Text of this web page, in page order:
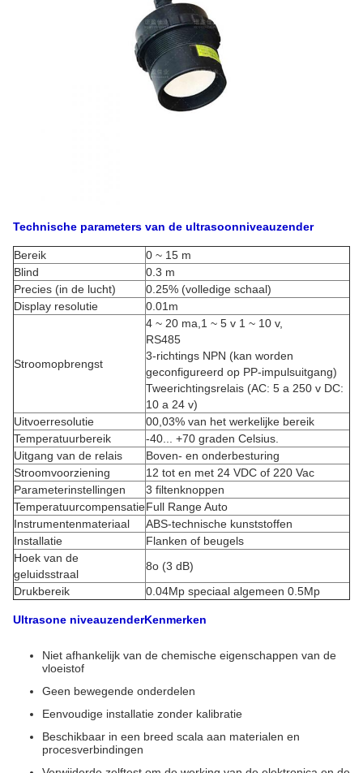
Technische parameters van de ultrasoonniveauzender
Bereik
0 ~ 15 m
Blind
0.3 m
Precies (in de lucht)
0.25% (volledige schaal)
Display resolutie
0.01m
Stroomopbrengst
4 ~ 20 ma,1 ~ 5 v 1 ~ 10 v,
RS485
3-richtings NPN (kan worden
geconfigureerd op PP-impulsuitgang)
Tweerichtingsrelais (AC: 5 a 250 v DC:
10 a 24 v)
Uitvoerresolutie
00,03% van het werkelijke bereik
Temperatuurbereik
-40... +70 graden Celsius.
Uitgang van de relais
Boven- en onderbesturing
Stroomvoorziening
12 tot en met 24 VDC of 220 Vac
Parameterinstellingen
3 filtenknoppen
TemperatuurcompensatieFull Range Auto
Instrumentenmateriaal
ABS-technische kunststoffen
Installatie
Flanken of beugels
Hoek van de
geluidsstraal
8o (3 dB)
Drukbereik
0.04Mp speciaal algemeen 0.5Mp
Ultrasone niveauzenderKenmerken
Niet afhankelijk van de chemische eigenschappen van de
vloeistof
Geen bewegende onderdelen
Eenvoudige installatie zonder kalibratie
Beschikbaar in een breed scala aan materialen en
procesverbindingen